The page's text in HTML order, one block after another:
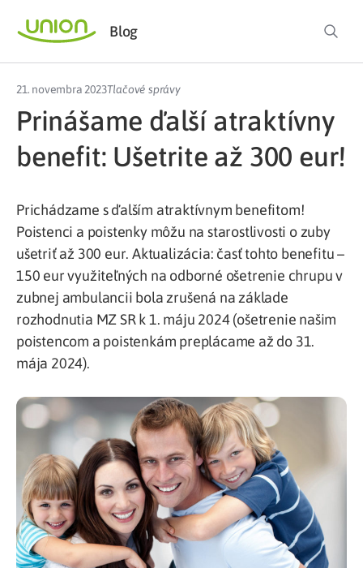
Blog
21. novembra 2023Tlačové správy
Prinášame ďalší atraktívny
benefit: Ušetrite až 300 eur!
Prichádzame s ďalším atraktívnym benefitom!
Poistenci a poistenky môžu na starostlivosti o zuby
ušetriť až 300 eur. Aktualizácia: časť tohto benefitu –
150 eur využiteľných na odborné ošetrenie chrupu v
zubnej ambulancii bola zrušená na základe
rozhodnutia MZ SR k 1. máju 2024 (ošetrenie našim
poistencom a poistenkám preplácame až do 31.
mája 2024).